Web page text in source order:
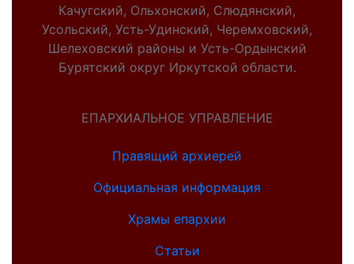
Качугский, Ольхонский, Слюдянский,
Усольский, Усть-Удинский, Черемховский,
Шелеховский районы и Усть-Ордынский
Бурятский округ Иркутской области.
ЕПАРХИАЛЬНОЕ УПРАВЛЕНИЕ
Правящий архиерей
Официальная информация
Храмы епархии
Статьи